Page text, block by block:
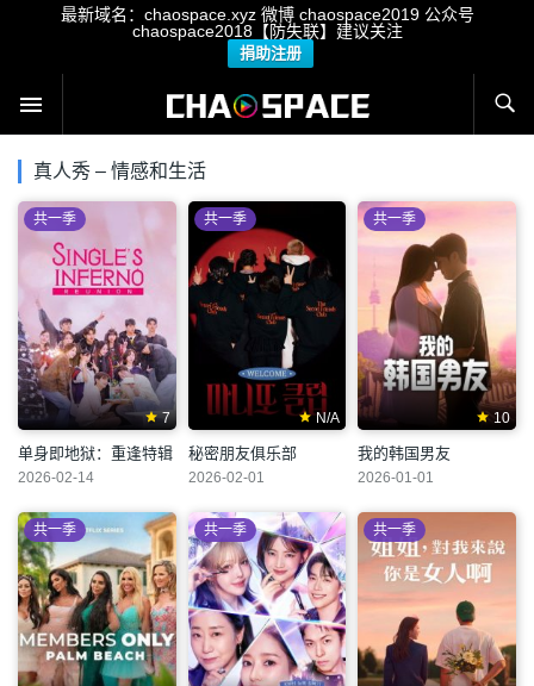
最新域名：chaospace.xyz 微博 chaospace2019 公众号
chaospace2018【防失联】建议关注
捐助注册
真人秀 – 情感和生活
7
共一季
单身即地狱：重逢特辑
2026-02-14
N/A
共一季
秘密朋友俱乐部
2026-02-01
10
共一季
我的韩国男友
2026-01-01
共一季 共一季 共一季